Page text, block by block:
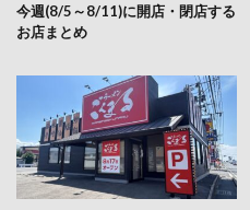
今週(8/5～8/11)に開店・閉店する
お店まとめ